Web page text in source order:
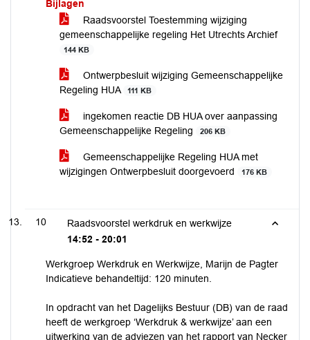
Bijlagen
Raadsvoorstel Toestemming wijziging
gemeenschappelijke regeling Het Utrechts Archief
144 KB
Ontwerpbesluit wijziging Gemeenschappelijke
Regeling HUA
111 KB
ingekomen reactie DB HUA over aanpassing
Gemeenschappelijke Regeling
206 KB
Gemeenschappelijke Regeling HUA met
wijzigingen Ontwerpbesluit doorgevoerd
176 KB
10
Raadsvoorstel werkdruk en werkwijze
14:52 - 20:01
Werkgroep Werkdruk en Werkwijze, Marijn de Pagter
Indicatieve behandeltijd: 120 minuten.
In opdracht van het Dagelijks Bestuur (DB) van de raad
heeft de werkgroep ‘Werkdruk & werkwijze’ aan een
uitwerking van de adviezen van het rapport van Necker